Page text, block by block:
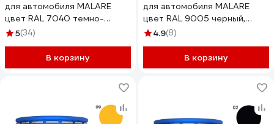
для автомобиля MALARE
цвет RAL 7040 темно-
серый, матовая, 12,5 кг
5(34)
В корзину
для автомобиля MALARE
цвет RAL 9005 черный,
матовая, 20 кг
4.9(8)
В корзину